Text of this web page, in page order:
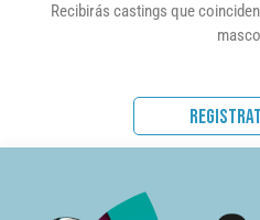
Recibirás castings que